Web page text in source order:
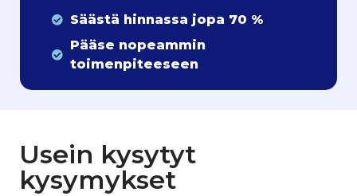
Säästä hinnassa jopa 70 %
Pääse nopeammin
toimenpiteeseen
Usein kysytyt
kysymykset